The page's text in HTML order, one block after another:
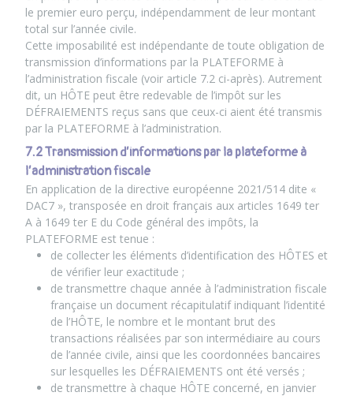
le premier euro perçu, indépendamment de leur montant
total sur l’année civile.
Cette imposabilité est indépendante de toute obligation de
transmission d’informations par la PLATEFORME à
l’administration fiscale (voir article 7.2 ci-après). Autrement
dit, un HÔTE peut être redevable de l’impôt sur les
DÉFRAIEMENTS reçus sans que ceux-ci aient été transmis
par la PLATEFORME à l’administration.
7.2 Transmission d’informations par la plateforme à
l’administration fiscale
En application de la directive européenne 2021/514 dite «
DAC7 », transposée en droit français aux articles 1649 ter
A à 1649 ter E du Code général des impôts, la
PLATEFORME est tenue :
de collecter les éléments d’identification des HÔTES et
de vérifier leur exactitude ;
de transmettre chaque année à l’administration fiscale
française un document récapitulatif indiquant l’identité
de l’HÔTE, le nombre et le montant brut des
transactions réalisées par son intermédiaire au cours
de l’année civile, ainsi que les coordonnées bancaires
sur lesquelles les DÉFRAIEMENTS ont été versés ;
de transmettre à chaque HÔTE concerné, en janvier